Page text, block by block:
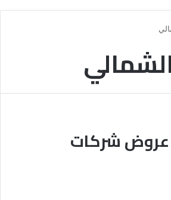
عروض شركات